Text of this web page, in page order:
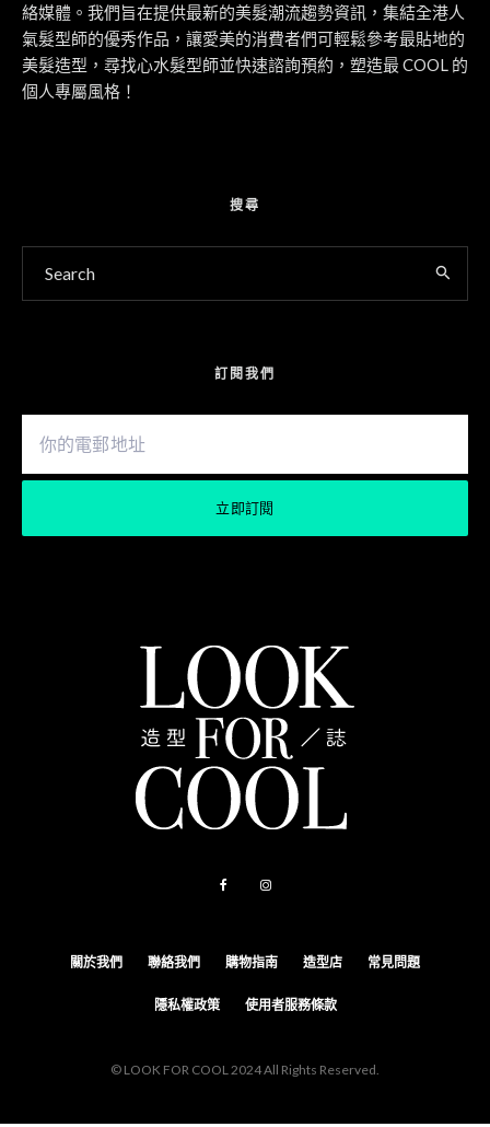
絡媒體。我們旨在提供最新的美髮潮流趨勢資訊，集結全港人
氣髮型師的優秀作品，讓愛美的消費者們可輕鬆參考最貼地的
美髮造型，尋找心水髮型師並快速諮詢預約，塑造最 COOL 的
個人專屬風格！
搜尋
訂閱我們
關於我們 聯絡我們 購物指南 造型店 常見問題
隱私權政策 使用者服務條款
© LOOK FOR COOL 2024 All Rights Reserved.